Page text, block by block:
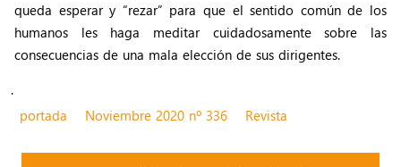
queda esperar y “rezar” para que el sentido común de los
humanos les haga meditar cuidadosamente sobre las
consecuencias de una mala elección de sus dirigentes.
.
portada
Noviembre 2020 nº 336 Revista